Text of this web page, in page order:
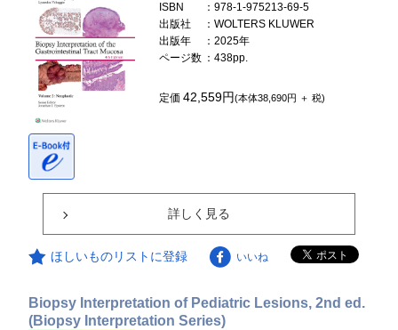
ISBN
：978-1-975213-69-5
出版社
：WOLTERS KLUWER
出版年
：2025年
ページ数 ：438pp.
定価42,559円(本体38,690円 ＋ 税)
詳しく見る
ほしいものリストに登録 いいね
Biopsy Interpretation of Pediatric Lesions, 2nd ed.
(Biopsy Interpretation Series)